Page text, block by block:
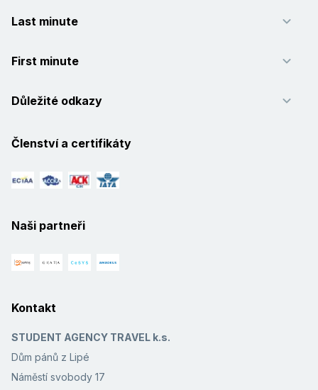
Last minute
First minute
Důležité odkazy
Členství a certifikáty
Naši partneři
Kontakt
STUDENT AGENCY TRAVEL k.s.
Dům pánů z Lipé
Náměstí svobody 17